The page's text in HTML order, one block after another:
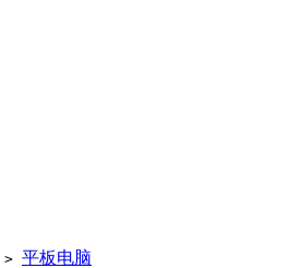
> 平板电脑